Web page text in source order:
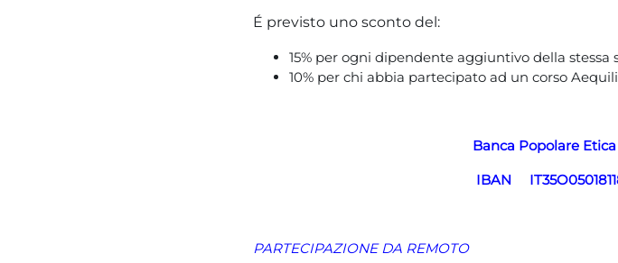
É previsto uno sconto del:
15% per ogni dipendente aggiuntivo della stessa
10% per chi abbia partecipato ad un corso
Banca Popolare
IBAN
PARTECIPAZIONE DA REMOTO